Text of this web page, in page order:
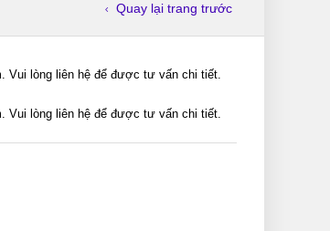
Quay lại trang trước
Vui lòng liên hệ để được tư vấn chi tiết.
Vui lòng liên hệ để được tư vấn chi tiết.